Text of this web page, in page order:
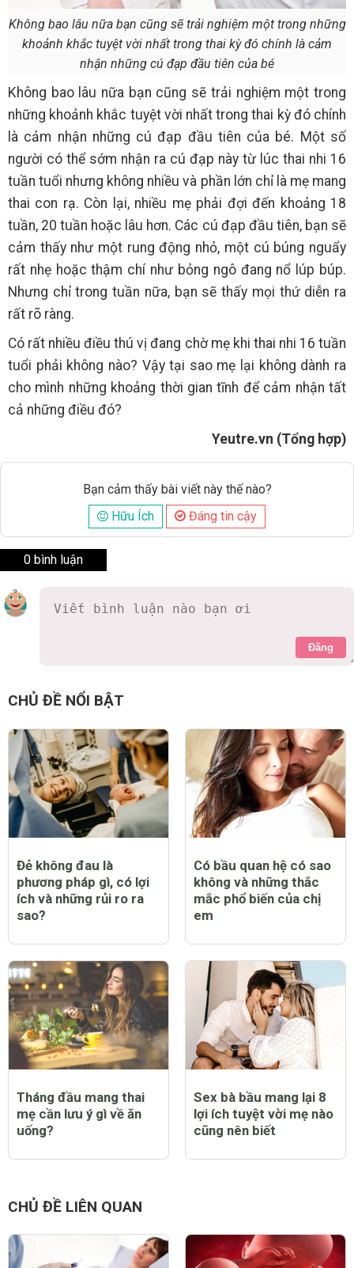
Không bao lâu nữa bạn cũng sẽ trải nghiệm một trong những
khoảnh khắc tuyệt vời nhất trong thai kỳ đó chính là cảm
nhận những cú đạp đầu tiên của bé
Không bao lâu nữa bạn cũng sẽ trải nghiệm một trong
những khoảnh khắc tuyệt vời nhất trong thai kỳ đó chính
là cảm nhận những cú đạp đầu tiên của bé. Một số
người có thể sớm nhận ra cú đạp này từ lúc thai nhi 16
tuần tuổi nhưng không nhiều và phần lớn chỉ là mẹ mang
thai con rạ. Còn lại, nhiều mẹ phải đợi đến khoảng 18
tuần, 20 tuần hoặc lâu hơn. Các cú đạp đầu tiên, bạn sẽ
cảm thấy như một rung động nhỏ, một cú búng nguẩy
rất nhẹ hoặc thậm chí như bỏng ngô đang nổ lúp búp.
Nhưng chỉ trong tuần nữa, bạn sẽ thấy mọi thứ diễn ra
rất rõ ràng.
Có rất nhiều điều thú vị đang chờ mẹ khi thai nhi 16 tuần
tuổi phải không nào? Vậy tại sao mẹ lại không dành ra
cho mình những khoảng thời gian tĩnh để cảm nhận tất
cả những điều đó?
Yeutre.vn (Tổng hợp)
Bạn cảm thấy bài viết này thế nào?
Hữu Ích
Đáng tin cậy
0 bình luận
Đăng
CHỦ ĐỀ NỔI BẬT
Đẻ không đau là
phương pháp gì, có lợi
ích và những rủi ro ra
sao?
Có bầu quan hệ có sao
không và những thắc
mắc phổ biến của chị
em
Tháng đầu mang thai
mẹ cần lưu ý gì về ăn
uống?
Sex bà bầu mang lại 8
lợi ích tuyệt vời mẹ nào
cũng nên biết
CHỦ ĐỀ LIÊN QUAN